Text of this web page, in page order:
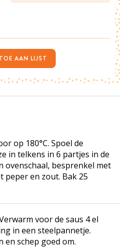
op 180°C. Spoel de
in telkens in 6 partjes in de
ovenschaal, besprenkel met
peper en zout. Bak 25
voor de saus 4 el
in een steelpannetje.
en schep goed om.
AAN LIJST